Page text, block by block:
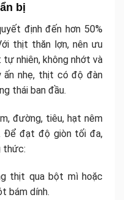
bị
định đến hơn 50%
thịt thăn lợn, nên ưu
nhiên, không nhớt và
ấn nhẹ, thịt có độ đàn
thái ban đầu.
đường, tiêu, hạt nêm
Để đạt độ giòn tối đa,
thức:
thịt qua bột mì hoặc
bám dính.